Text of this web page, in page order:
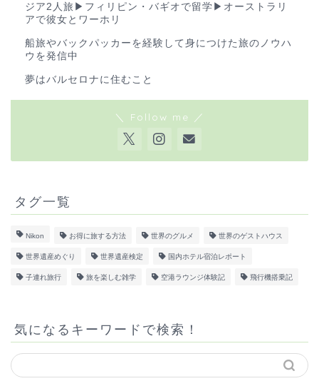
ジア2人旅▶︎フィリピン・バギオで留学▶︎オーストラリ
アで彼女とワーホリ
船旅やバックパッカーを経験して身につけた旅のノウハ
ウを発信中
夢はバルセロナに住むこと
＼ Follow me ／
タグ一覧
Nikon お得に旅する方法 世界のグルメ 世界のゲストハウス
世界遺産めぐり 世界遺産検定 国内ホテル宿泊レポート
子連れ旅行 旅を楽しむ雑学 空港ラウンジ体験記 飛行機搭乗記
気になるキーワードで検索！